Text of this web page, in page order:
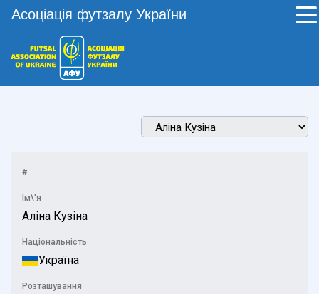
#
Ім\'я
Аліна Кузіна
Національність
Україна
Розташування
Асоціація футзалу України